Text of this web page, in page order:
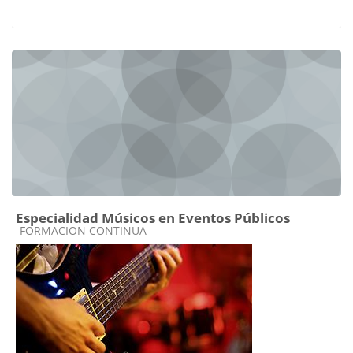
Especialidad Músicos en Eventos Públicos
Categoría de cursos
FORMACION CONTINUA